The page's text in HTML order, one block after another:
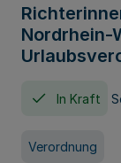
Nordrhein-
In Kraft
Verordnung